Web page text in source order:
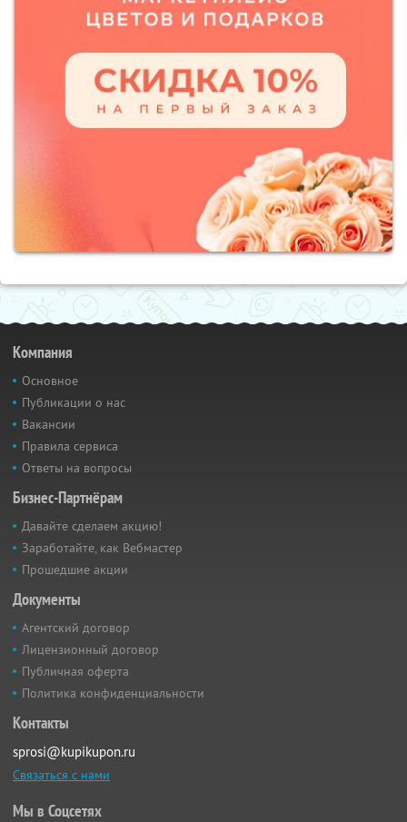
Компания
Основное
Публикации о нас
Вакансии
Правила сервиса
Ответы на вопросы
Бизнес-Партнёрам
Давайте сделаем акцию!
Заработайте, как Вебмастер
Прошедшие акции
Документы
Агентский договор
Лицензионный договор
Публичная оферта
Политика конфиденциальности
Контакты
sprosi@kupikupon.ru
Связаться с нами
Мы в Соцсетях